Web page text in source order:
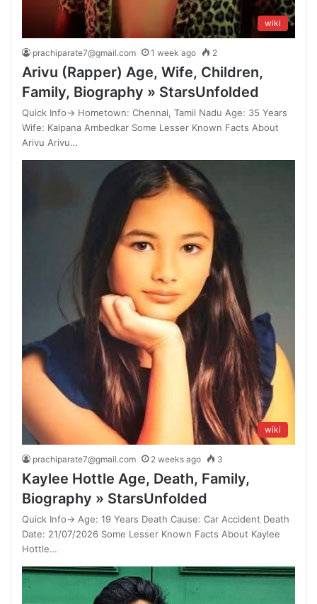
wiki
prachiparate7@gmail.com 1 week ago 2
Arivu (Rapper) Age, Wife, Children,
Family, Biography » StarsUnfolded
Quick Info→ Hometown: Chennai, Tamil Nadu Age: 35 Years
Wife: Kalpana Ambedkar Some Lesser Known Facts About
Arivu Arivu…
wiki
prachiparate7@gmail.com 2 weeks ago 3
Kaylee Hottle Age, Death, Family,
Biography » StarsUnfolded
Quick Info→ Age: 19 Years Death Cause: Car Accident Death
Date: 21/07/2026 Some Lesser Known Facts About Kaylee
Hottle…